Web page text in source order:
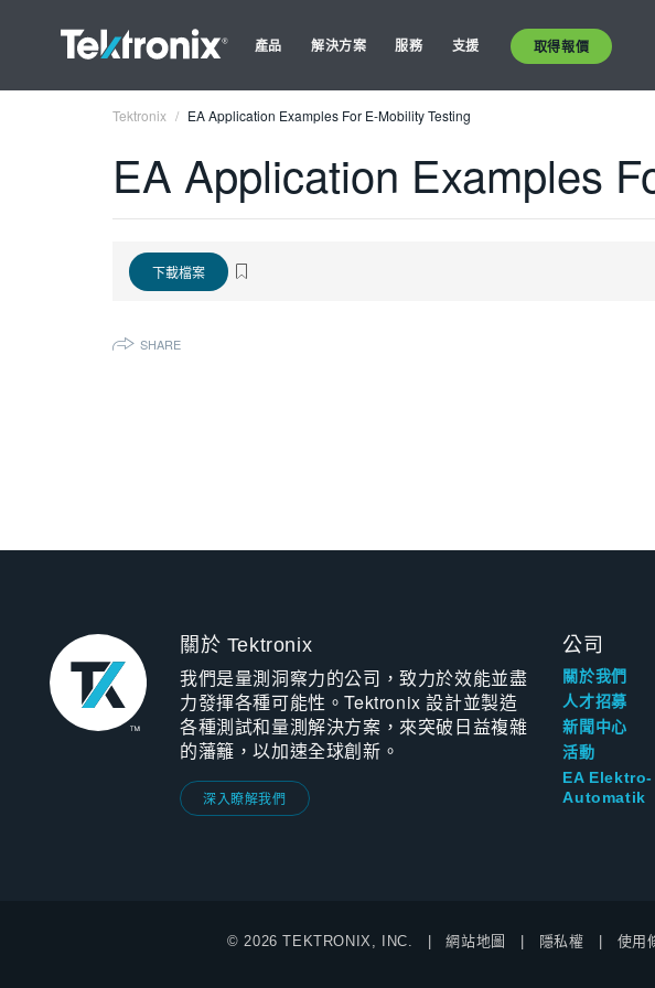
產品 解決方案 服務 支援 取得報價
Tektronix EA Application Examples For E-Mobility Testing
EA Application Examples
下載檔案
SHARE
關於 Tektronix
我們是量測洞察力的公司，致力於效能並盡
力發揮各種可能性。Tektronix 設計並製造
各種測試和量測解決方案，來突破日益複雜
的藩籬，以加速全球創新。
深入瞭解我們
公司
關於我們
人才招募
新聞中心
活動
EA Elektro-
Automatik
© 2026 TEKTRONIX, INC. 網站地圖 隱私權 使用